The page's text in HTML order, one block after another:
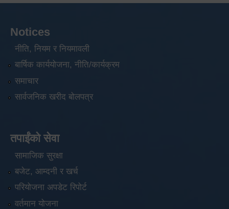
Notices
नीति, नियम र नियमावली
बार्षिक कार्ययोजना, नीति/कार्यक्रम
समाचार
सार्वजनिक खरीद बोलपत्र
तपाईंको सेवा
सामाजिक सुरक्षा
बजेट, आम्दनी र खर्च
परियोजना अपडेट रिपोर्ट
वर्तमान योजना